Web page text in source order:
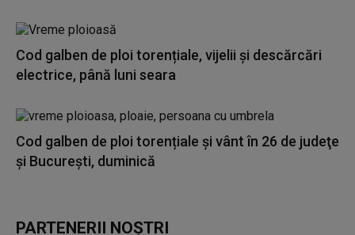
Cod galben de ploi torențiale, vijelii și descărcări
electrice, până luni seara
Cod galben de ploi torențiale și vânt în 26 de judeţe
şi Bucureşti, duminică
PARTENERII NOȘTRI